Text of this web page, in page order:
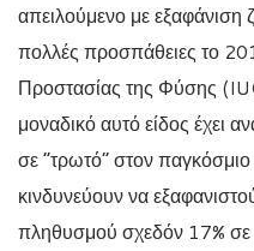
απειλούμενο με
πολλές προσπάθειες το
Προστασίας της Φύσης
μοναδικό αυτό είδος έχει
σε “τρωτό” στον
κινδυνεύουν να
πληθυσμού σχεδόν 17% σε